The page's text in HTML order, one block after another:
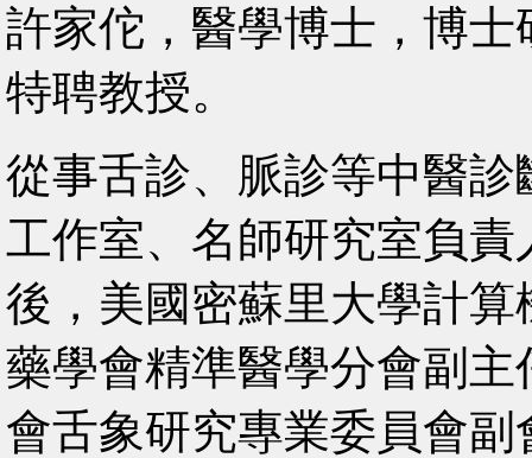
許家佗，醫學博士，博
特聘教授。
從事舌診、脈診等中醫
工作室、名師研究室負
後，美國密蘇里大學計
藥學會精準醫學分會副
會舌象研究專業委員會